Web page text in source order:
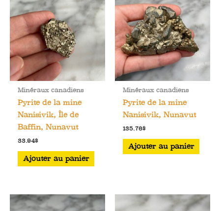
Minéraux canadiens
Pyrite de la mine
Nanisivik, Île de
Baffin, Nunavut
33.94$
Ajouter au panier
Minéraux canadiens
Pyrite de la mine
Nanisivik, Nunavut
135.76$
Ajouter au panier